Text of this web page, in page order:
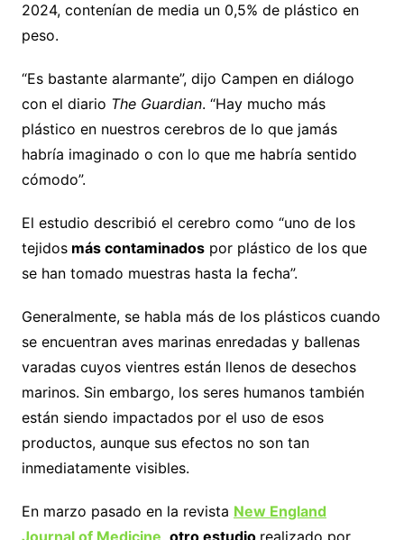
2024, contenían de media un 0,5% de plástico en
peso.
“Es bastante alarmante”, dijo Campen en diálogo
con el diario The Guardian. “Hay mucho más
plástico en nuestros cerebros de lo que jamás
habría imaginado o con lo que me habría sentido
cómodo”.
El estudio describió el cerebro como “uno de los
tejidosmás contaminadospor plástico de los que
se han tomado muestras hasta la fecha”.
Generalmente, se habla más de los plásticos cuando
se encuentran aves marinas enredadas y ballenas
varadas cuyos vientres están llenos de desechos
marinos. Sin embargo, los seres humanos también
están siendo impactados por el uso de esos
productos, aunque sus efectos no son tan
inmediatamente visibles.
En marzo pasado en la revista New England